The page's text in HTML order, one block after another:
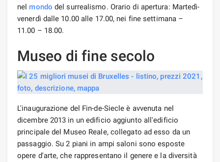
nel mondo del surrealismo. Orario di apertura: Martedì-
venerdì dalle 10.00 alle 17.00, nei fine settimana –
11.00 – 18.00.
Museo di fine secolo
L'inaugurazione del Fin-de-Siecle è avvenuta nel
dicembre 2013 in un edificio aggiunto all'edificio
principale del Museo Reale, collegato ad esso da un
passaggio. Su 2 piani in ampi saloni sono esposte
opere d'arte, che rappresentano il genere e la diversità